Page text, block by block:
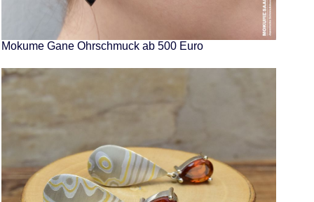
Mokume Gane Ohrschmuck ab 500 Euro